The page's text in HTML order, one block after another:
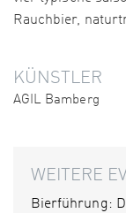
Rauchbier,
KÜNSTLER
AGIL Bamberg
WEITERE
Bierführung: